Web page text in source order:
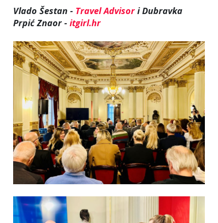
Vlado Šestan - Travel Advisori Dubravka
Prpić Znaor - itgirl.hr